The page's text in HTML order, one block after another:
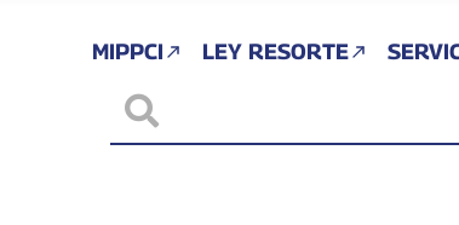
MIPPCI LEY RESORTE